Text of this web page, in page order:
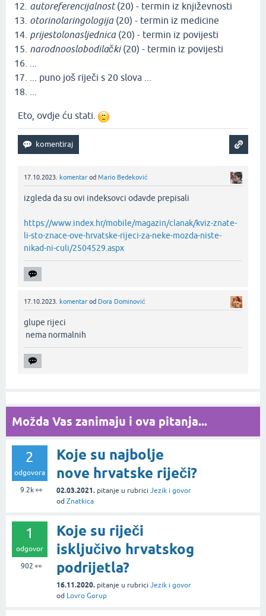
autoreferencijalnost(20) - termin iz književnosti
otorinolaringologija(20) - termin iz medicine
prijestolonasljednica(20) - termin iz povijesti
narodnooslobodilački(20) - termin iz povijesti
... puno još riječi s 20 slova ...
Eto, ovdje ću stati.
17.10.2023. komentar od Mario Bedeković
izgleda da su ovi indeksovci odavde prepisali
https://www.index.hr/mobile/magazin/clanak/kviz-znate-
li-sto-znace-ove-hrvatske-rijeci-za-neke-mozda-niste-
nikad-ni-culi/2504529.aspx
17.10.2023. komentar od Dora Dominović
glupe rijeci
nema normalnih‌
Možda Vas zanimaju i ova pitanja...
2
odgovora
9.2k👀
Koje su najbolje
nove hrvatske riječi?
02.03.2021. pitanje u rubrici Jezik i govor
od Znatkica
1
odgovor
902 👀
Koje su riječi
isključivo hrvatskog
podrijetla?
16.11.2020. pitanje u rubrici Jezik i govor
od Lovro Gorup